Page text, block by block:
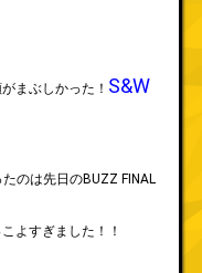
まぶしかった！ S&W
のは先日のBUZZ FINAL
よすぎました！！